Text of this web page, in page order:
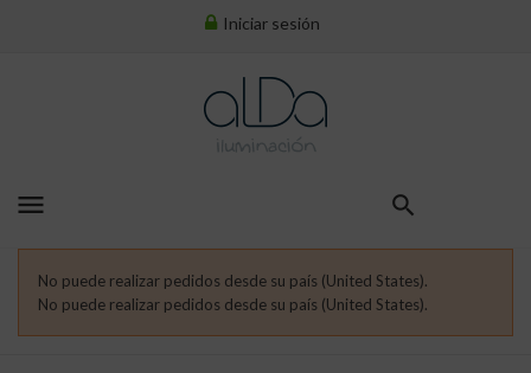
Iniciar sesión
menu
No puede realizar pedidos desde su país (United States).
No puede realizar pedidos desde su país (United States).